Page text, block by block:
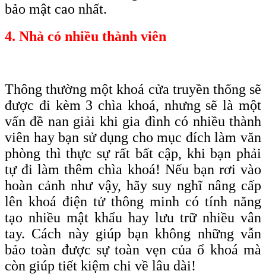
bảo mật cao nhất.
4. Nhà có nhiều thành viên
Thông thường một khoá cửa truyền thống sẽ
được đi kèm 3 chìa khoá, nhưng sẽ là một
vấn đề nan giải khi gia đình có nhiều thành
viên hay bạn sử dụng cho mục đích làm văn
phòng thì thực sự rất bất cập, khi bạn phải
tự đi làm thêm chìa khoá! Nếu bạn rơi vào
hoàn cảnh như vậy, hãy suy nghĩ nâng cấp
lên khoá điện tử thông minh có tính năng
tạo nhiều mật khẩu hay lưu trữ nhiều vân
tay. Cách này giúp bạn không những vẫn
bảo toàn được sự toàn vẹn của ổ khoá mà
còn giúp tiết kiệm chi về lâu dài!